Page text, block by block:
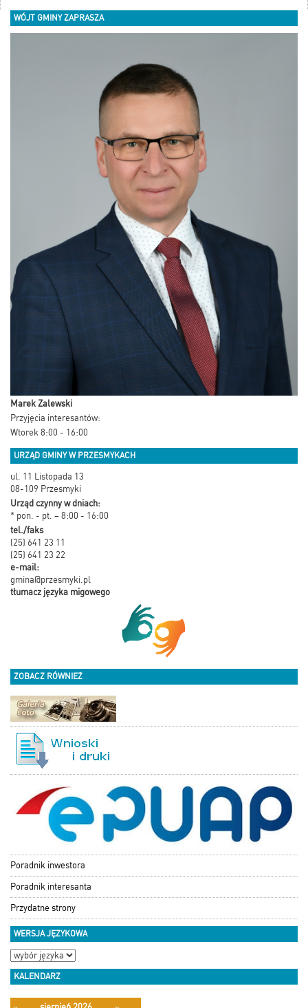
WÓJT GMINY ZAPRASZA
Marek Zalewski
Przyjęcia interesantów:
Wtorek 8:00 - 16:00
URZĄD GMINY W PRZESMYKACH
ul. 11 Listopada 13
08-109 Przesmyki
Urząd czynny w dniach:
* pon. - pt. – 8:00 - 16:00
tel./faks
(25) 641 23 11
(25) 641 23 22
e-mail:
gmina@przesmyki.pl
tłumacz języka migowego
ZOBACZ RÓWNIEŻ
Poradnik inwestora
Poradnik interesanta
Przydatne strony
WERSJA JĘZYKOWA
KALENDARZ